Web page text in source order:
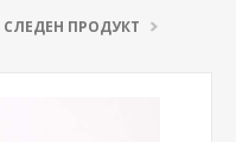
СЛЕДЕН ПРОДУКТ